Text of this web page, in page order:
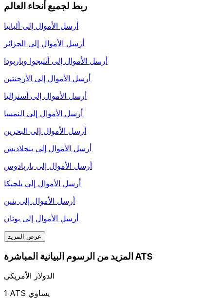
ربط لجميع أنحاء العالم
أرسل الأموال إلى ألبانيا
أرسل الأموال إلى الجزائر
أرسل الأموال إلى أنتيجوا وباربودا
أرسل الأموال إلى الأرجنتين
أرسل الأموال إلى أستراليا
أرسل الأموال إلى النمسا
أرسل الأموال إلى البحرين
أرسل الأموال إلى بنجلاديش
أرسل الأموال إلى باربادوس
أرسل الأموال إلى بلجيكا
أرسل الأموال إلى بنين
أرسل الأموال إلى بوتان
عرض المزيد
المزيد من الرسوم البيانية المباشرة ATS
الدولار الأمريكي
1 ATS يساوي